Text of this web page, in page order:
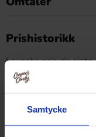
Samtycke
Prishistorikk
Laveste pris de